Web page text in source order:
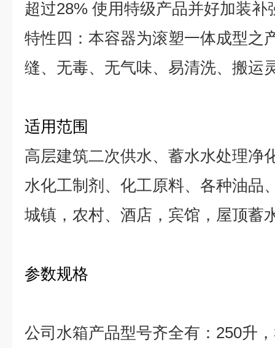
超过28% 使用特级产品并好加装补
特性四：本容器为滚塑一体成型之
缝、无毒、无气味、易清洗、搬运
适用范围
高层建筑二次供水、蓄水水处理净
水化工制剂、化工原料、各种油品
城镇，农村、酒店，宾馆，屋顶蓄
参数规格
公司水箱产品型号齐全有： 250升，